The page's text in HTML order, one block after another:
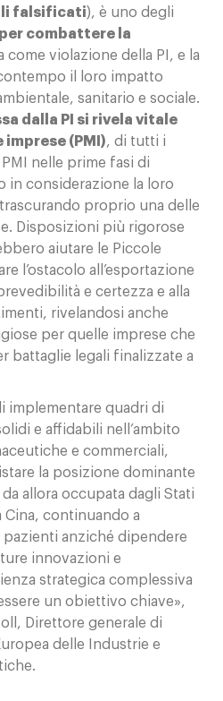
falsificati), è uno degli
combattere la
come violazione della PI, e la
il loro impatto
sanitario e sociale.
dalla PI si rivela vitale
imprese (PMI), di tutti i
nelle prime fasi di
considerazione la loro
proprio una delle
Disposizioni più rigorose
aiutare le Piccole
l’ostacolo all’esportazione
e certezza e alla
rivelandosi anche
per quelle imprese che
battaglie legali finalizzate a
implementare quadri di
e affidabili nell’ambito
e commerciali,
la posizione dominante
allora occupata dagli Stati
Cina, continuando a
pazienti anziché dipendere
innovazioni e
strategica complessiva
un obiettivo chiave»,
Direttore generale di
delle Industrie e